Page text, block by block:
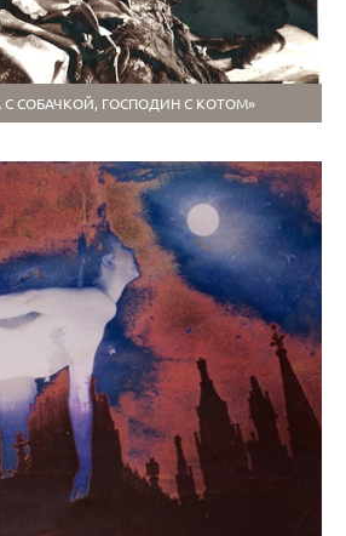
СОБАЧКОЙ, ГОСПОДИН С КОТОМ»